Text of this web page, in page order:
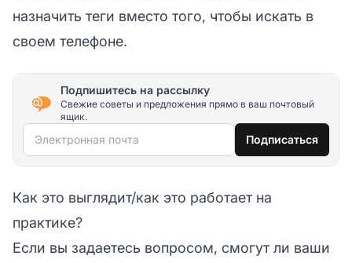
назначить теги вместо того, чтобы искать в
своем телефоне.
Подпишитесь на рассылку
Свежие советы и предложения прямо в ваш почтовый
ящик.
Электронная почта Подписаться
Как это выглядит/как это работает на
практике?
Если вы задаетесь вопросом, смогут ли ваши